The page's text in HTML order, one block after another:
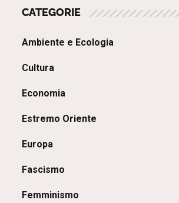
CATEGORIE
Ambiente e Ecologia
Cultura
Economia
Estremo Oriente
Europa
Fascismo
Femminismo